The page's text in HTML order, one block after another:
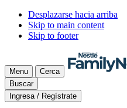
Desplazarse hacia arriba
Skip to main content
Skip to footer
Menu
Cerca
Buscar
Ingresa / Regístrate